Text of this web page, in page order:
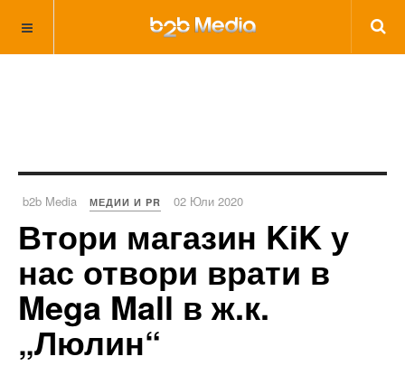
b2b Media МЕДИИ И PR 02 Юли 2020
Втори магазин KiK у
нас отвори врати в
Mega Mall в ж.к.
„Люлин“